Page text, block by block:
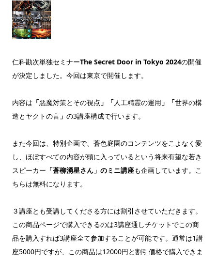
仁科勘次単独セミナーThe Secret Door in Tokyo 2024の開催
が決定しました。今回は東京で開催します。
内容は 「悪魔対策とその視点 」「人工精霊の運用 」「世界の構
造とヤクトの言」 の3講座構成で行います。
また今回は、特別企画で、蒼色庭園のコンテンツをこよなく愛
し、ほぼすべての内容が頭に入っているという将来有望な若き
スピーカー 「蒼柳湧星さん」のミニ講座も企画しています。こ
ちらは無料になります。
３講座とも受講してくださる方には割引させていただきます。
この商品ページで購入できるのは3講座通しチケットでこの商
品を購入すれば3講座全て参加することが可能です。通常は1講
座5000円ですが、この商品は12000円と割引価格で購入できま